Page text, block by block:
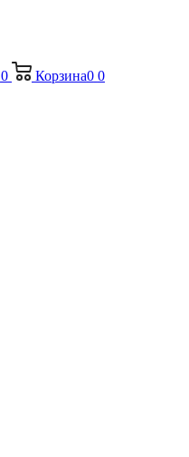
0 Корзина0 0